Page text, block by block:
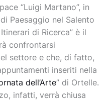
“Luigi Martano”, in
Paesaggio nel Salento
di Ricerca” è il
confrontarsi
settore e che, di fatto,
inseriti nella
dell’Arte” di Ortelle.
infatti, verrà chiusa